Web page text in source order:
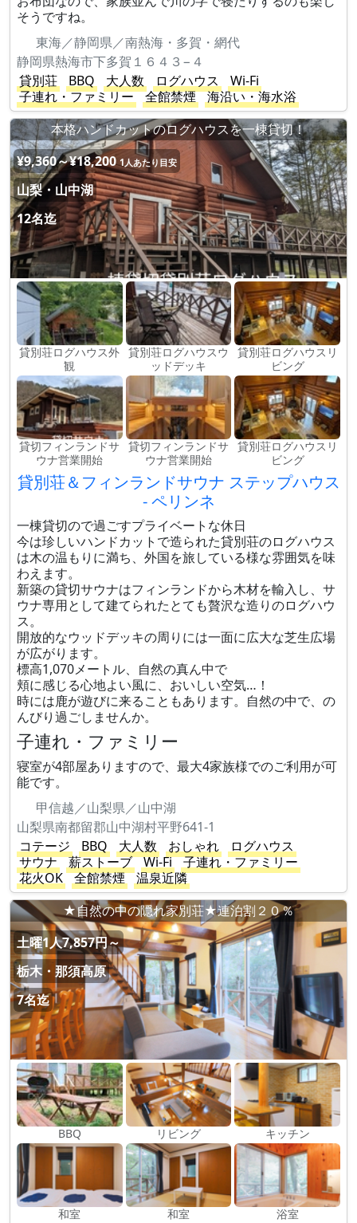
そうですね。
東海／静岡県／南熱海・多賀・網代
静岡県熱海市下多賀１６４３−４
貸別荘
BBQ 大人数 ログハウス
Wi-Fi
子連れ・ファミリー
全館禁煙
海沿い・海水浴
本格ハンドカットのログハウスを一棟貸切！
¥9,360～¥18,200 1人あたり目安
山梨・山中湖
12名迄
貸別荘ログハウス外
観
貸別荘ログハウスウ
ッドデッキ
貸別荘ログハウスリ
ビング
貸切フィンランドサ
ウナ営業開始
貸切フィンランドサ
ウナ営業開始
貸別荘ログハウスリ
ビング
貸別荘＆フィンランドサウナ ステップハウス
- ペリンネ
一棟貸切ので過ごすプライベートな休日
今は珍しいハンドカットで造られた貸別荘のログハウス
は木の温もりに満ち、外国を旅している様な雰囲気を味
わえます。
新築の貸切サウナはフィンランドから木材を輸入し、サ
ウナ専用として建てられたとても贅沢な造りのログハウ
ス。
開放的なウッドデッキの周りには一面に広大な芝生広場
が広がります。
標高1,070メートル、自然の真ん中で
頬に感じる心地よい風に、おいしい空気…！
時には鹿が遊びに来ることもあります。自然の中で、の
んびり過ごしませんか。
子連れ・ファミリー
寝室が4部屋ありますので、最大4家族様でのご利用が可
能です。
甲信越／山梨県／山中湖
山梨県南都留郡山中湖村平野641-1
コテージ
BBQ 大人数 おしゃれ
ログハウス
サウナ
薪ストーブ Wi-Fi
子連れ・ファミリー
花火OK
全館禁煙
温泉近隣
★自然の中の隠れ家別荘★連泊割２０％
土曜1人7,857円～
栃木・那須高原
7名迄
BBQ リビング キッチン
和室 和室 浴室